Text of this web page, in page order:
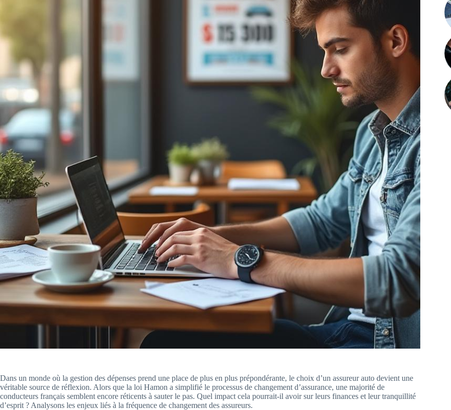
Dans un monde où la gestion des dépenses prend une place de plus en plus prépondérante, le choix d’un assureur auto devient une
véritable source de réflexion. Alors que la loi Hamon a simplifié le processus de changement d’assurance, une majorité de
conducteurs français semblent encore réticents à sauter le pas. Quel impact cela pourrait-il avoir sur leurs finances et leur tranquillité
d’esprit ? Analysons les enjeux liés à la fréquence de changement des assureurs.